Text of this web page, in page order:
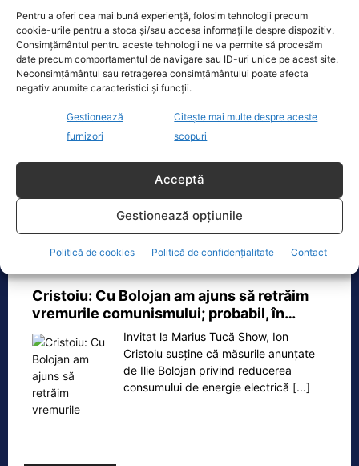
Pentru a oferi cea mai bună experiență, folosim tehnologii precum
cookie-urile pentru a stoca și/sau accesa informațiile despre dispozitiv.
Consimțământul pentru aceste tehnologii ne va permite să procesăm
date precum comportamentul de navigare sau ID-uri unice pe acest site.
Neconsimțământul sau retragerea consimțământului poate afecta
negativ anumite caracteristici și funcții.
Gestionează
furnizori
Citește mai multe despre aceste
scopuri
Acceptă
Gestionează opțiunile
Politică de cookies Politică de confidențialitate Contact
TAGS AUR GEORGE SIMION
Realitatea
Dronă doborâtă de un avion F‑16 în zona
Padina Buzău -…
F‑16 al Forțelor Aeriene Române, în zona Padina, în
Ecopolitic
Cristoiu: Cu Bolojan am ajuns să retrăim
vremurile comunismului; probabil, în…
Invitat la Marius Tucă Show, Ion
Cristoiu susține că măsurile anunțate
de Ilie Bolojan privind reducerea
consumului de energie electrică [...]